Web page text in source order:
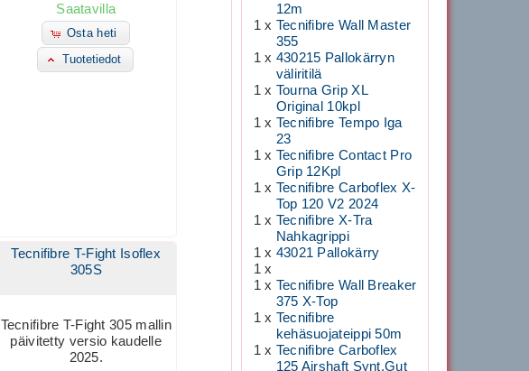
Saatavilla
Osta heti
Tuotetiedot
Tecnifibre T-Fight Isoflex
305S
Tecnifibre T-Fight 305 mallin
päivitetty versio kaudelle
2025.
12m
1 x Tecnifibre Wall Master
355
1 x 430215 Pallokärryn
väliritilä
1 x Tourna Grip XL
Original 10kpl
1 x Tecnifibre Tempo Iga
23
1 x Tecnifibre Contact Pro
Grip 12Kpl
1 x Tecnifibre Carboflex X-
Top 120 V2 2024
1 x Tecnifibre X-Tra
Nahkagrippi
1 x 43021 Pallokärry
1 x
1 x Tecnifibre Wall Breaker
375 X-Top
1 x Tecnifibre
kehäsuojateippi 50m
1 x Tecnifibre Carboflex
125 Airshaft Synt.Gut